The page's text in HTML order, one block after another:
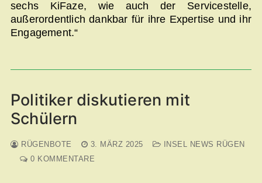
sechs KiFaze, wie auch der Servicestelle,
außerordentlich dankbar für ihre Expertise und ihr
Engagement.“
Politiker diskutieren mit
Schülern
RÜGENBOTE 3. MÄRZ 2025
INSEL NEWS RÜGEN
0 KOMMENTARE